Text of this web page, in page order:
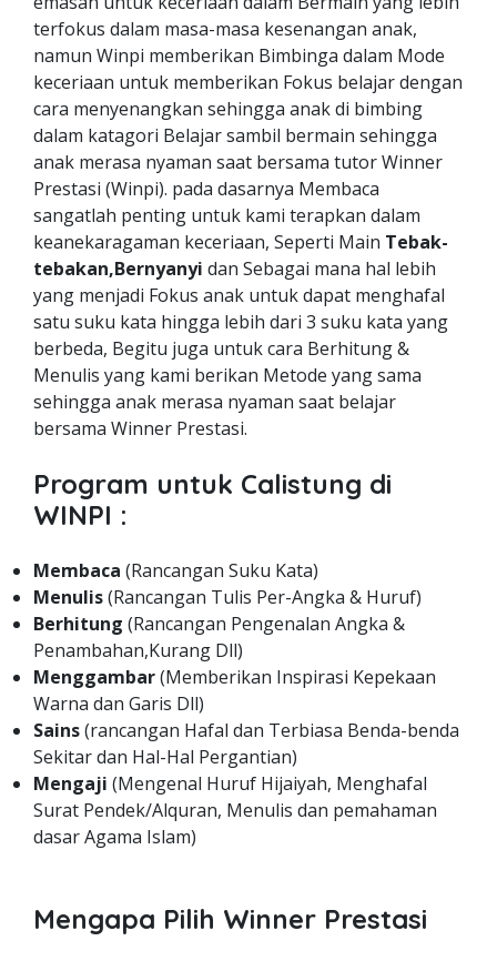
terfokus dalam masa-masa kesenangan anak,
namun Winpi memberikan Bimbinga dalam Mode
keceriaan untuk memberikan Fokus belajar dengan
cara menyenangkan sehingga anak di bimbing
dalam katagori Belajar sambil bermain sehingga
anak merasa nyaman saat bersama tutor Winner
Prestasi (Winpi). pada dasarnya Membaca
sangatlah penting untuk kami terapkan dalam
keanekaragaman keceriaan, Seperti Main Tebak-
tebakan,Bernyanyi dan Sebagai mana hal lebih
yang menjadi Fokus anak untuk dapat menghafal
satu suku kata hingga lebih dari 3 suku kata yang
berbeda, Begitu juga untuk cara Berhitung &
Menulis yang kami berikan Metode yang sama
sehingga anak merasa nyaman saat belajar
bersama Winner Prestasi.
Program untuk Calistung di
WINPI :
Membaca (Rancangan Suku Kata)
Menulis(Rancangan Tulis Per-Angka & Huruf)
Berhitung (Rancangan Pengenalan Angka &
Penambahan,Kurang Dll)
Menggambar(Memberikan Inspirasi Kepekaan
Warna dan Garis Dll)
Sains(rancangan Hafal dan Terbiasa Benda-benda
Sekitar dan Hal-Hal Pergantian)
Mengaji (Mengenal Huruf Hijaiyah, Menghafal
Surat Pendek/Alquran, Menulis dan pemahaman
dasar Agama Islam)
Mengapa Pilih Winner Prestasi